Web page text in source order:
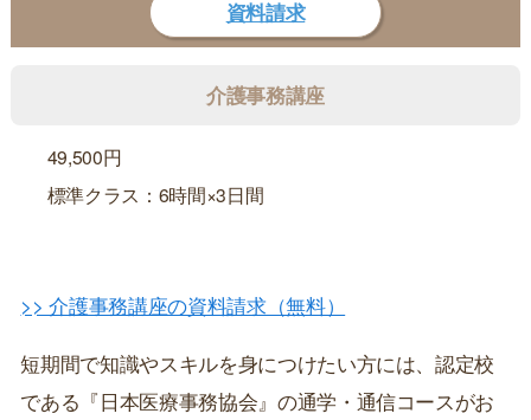
資料請求
介護事務講座
49,500円
標準クラス：6時間×3日間
>> 介護事務講座の資料請求（無料）
短期間で知識やスキルを身につけたい方には、認定校
である『日本医療事務協会』の通学・通信コースがお